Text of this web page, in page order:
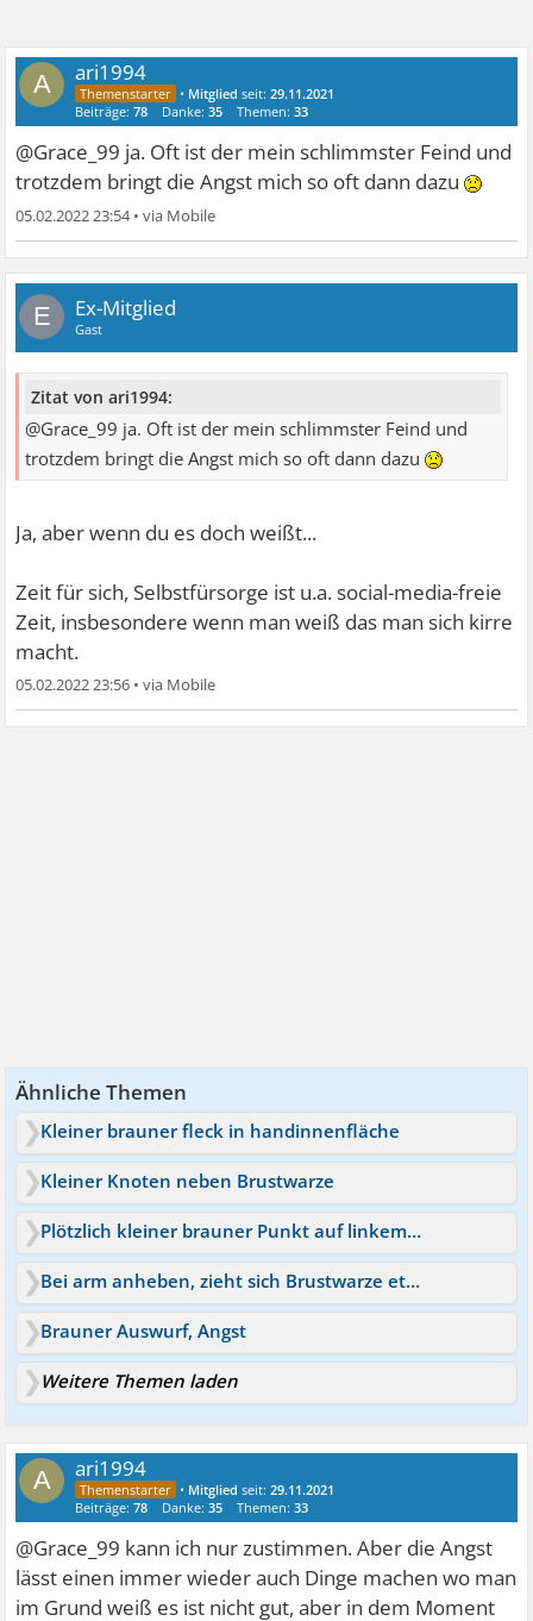
A ari1994
• Mitglied seit:29.11.2021
Beiträge:78 Danke:35 Themen:33
@Grace_99 ja. Oft ist der mein schlimmster Feind und
trotzdem bringt die Angst mich so oft dann dazu
05.02.2022 23:54•
E Ex-Mitglied
Gast
Zitat von ari1994:
@Grace_99 ja. Oft ist der mein schlimmster Feind und
trotzdem bringt die Angst mich so oft dann dazu
Ja, aber wenn du es doch weißt...
Zeit für sich, Selbstfürsorge ist u.a. social-media-freie
Zeit, insbesondere wenn man weiß das man sich kirre
macht.
05.02.2022 23:56 •
Ähnliche Themen
Kleiner brauner fleck in handinnenfläche
Kleiner Knoten neben Brustwarze
Plötzlich kleiner brauner Punkt auf linkem kleinen Zeh
Bei arm anheben, zieht sich Brustwarze etwas ein
Brauner Auswurf, Angst
Weitere Themen laden
A ari1994
• Mitglied seit:29.11.2021
Beiträge:78 Danke:35 Themen:33
@Grace_99 kann ich nur zustimmen. Aber die Angst
lässt einen immer wieder auch Dinge machen wo man
im Grund weiß es ist nicht gut, aber in dem Moment